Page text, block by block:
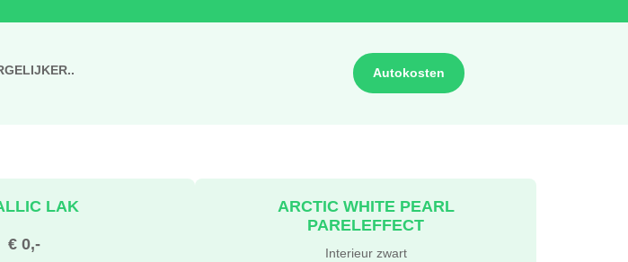
Autokosten
€ 0,-
LAK
ARCTIC WHITE PEARL
PARELEFFECT
Interieur zwart